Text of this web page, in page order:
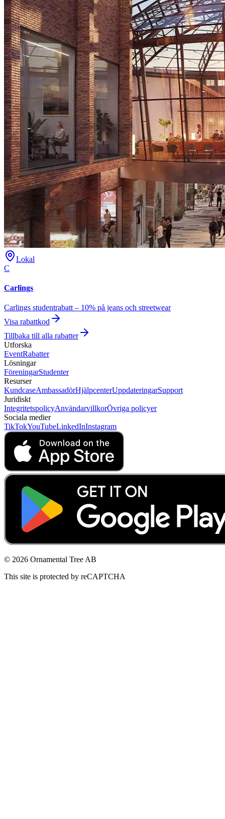
Lokal
C
Carlings
Carlings studentrabatt – 10% på jeans och streetwear
Visa rabattkod
Tillbaka till alla rabatter
Utforska
EventRabatter
Lösningar
FöreningarStudenter
Resurser
KundcaseAmbassadörHjälpcenterUppdateringarSupport
Juridiskt
IntegritetspolicyAnvändarvillkorÖvriga policyer
Sociala medier
TikTokYouTubeLinkedInInstagram
© 2026 Ornamental Tree AB
This site is protected by reCAPTCHA